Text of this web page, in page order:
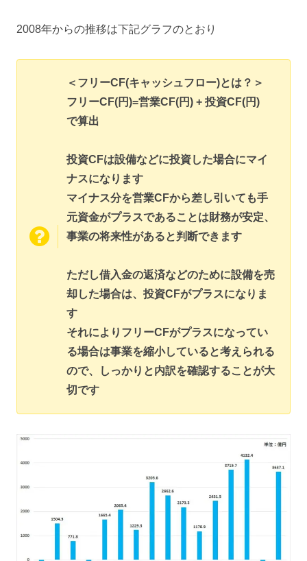
2008年からの推移は下記グラフのとおり
＜フリーCF(キャッシュフロー)とは？＞
フリーCF(円)=営業CF(円) + 投資CF(円)
で算出
投資CFは設備などに投資した場合にマイ
ナスになります
マイナス分を営業CFから差し引いても手
元資金がプラスであることは財務が安定、
事業の将来性があると判断できます
ただし借入金の返済などのために設備を売
却した場合は、投資CFがプラスになりま
す
それによりフリーCFがプラスになってい
る場合は事業を縮小していると考えられる
ので、しっかりと内訳を確認することが大
切です